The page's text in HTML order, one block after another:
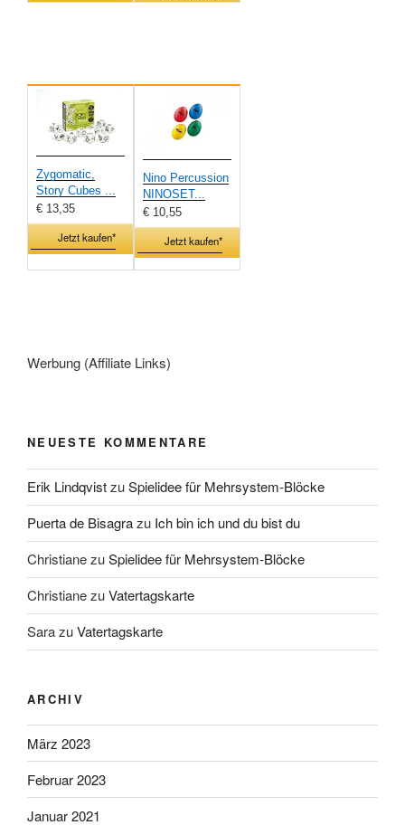
Zygomatic,
Story Cubes ...
€ 13,35
Jetzt kaufen*
Nino Percussion
NINOSET...
€ 10,55
Jetzt kaufen*
Werbung (Affiliate Links)
NEUESTE KOMMENTARE
Erik LindqvistzuSpielidee für Mehrsystem-Blöcke
Puerta de Bisagrazu Ich bin ich und du bist du
ChristianezuSpielidee für Mehrsystem-Blöcke
ChristianezuVatertagskarte
SarazuVatertagskarte
ARCHIV
März 2023
Februar 2023
Januar 2021